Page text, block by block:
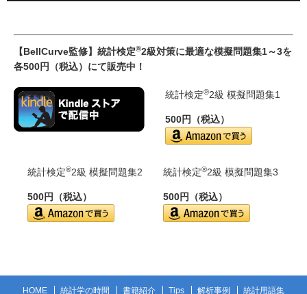
【BellCurve監修】統計検定®2級対策に最適な模擬問題集1～3を
各500円（税込）にて販売中！
統計検定®2級 模擬問題集1
500円（税込）
統計検定®2級 模擬問題集2
500円（税込）
統計検定®2級 模擬問題集3
500円（税込）
HOME 統計学の時間 書籍紹介 Tips 解析事例 統計用語集